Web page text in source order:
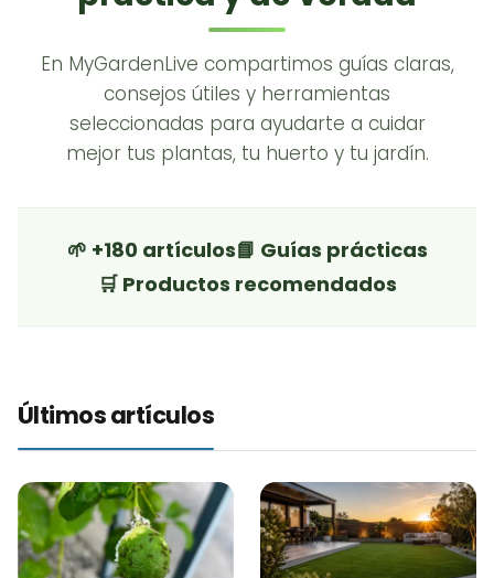
En MyGardenLive compartimos guías claras,
consejos útiles y herramientas
seleccionadas para ayudarte a cuidar
mejor tus plantas, tu huerto y tu jardín.
🌱 +180 artículos📘 Guías prácticas
🛒 Productos recomendados
Últimos artículos